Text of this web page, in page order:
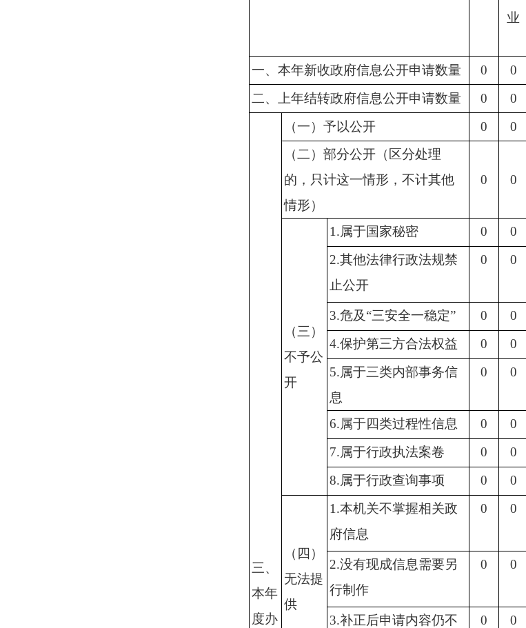
业
一、本年新收政府信息公开申请数量 0 0
二、上年结转政府信息公开申请数量
0 0
三、
本年
度办
（一）予以公开 0 0
（二）部分公开（区分处理
的，只计这一情形，不计其他
情形）
0 0
（三）
不予公
开
1.属于国家秘密 0 0
2.其他法律行政法规禁
止公开
0 0
3.危及“三安全一稳定” 0 0
4.保护第三方合法权益
0 0
5.属于三类内部事务信
息
0 0
6.属于四类过程性信息 0 0
7.属于行政执法案卷
0 0
8.属于行政查询事项
0 0
（四）
无法提
供
1.本机关不掌握相关政
府信息
0 0
2.没有现成信息需要另
行制作
0 0
3.补正后申请内容仍不
0 0